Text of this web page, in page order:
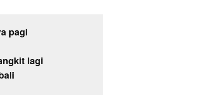
pagi
lagi